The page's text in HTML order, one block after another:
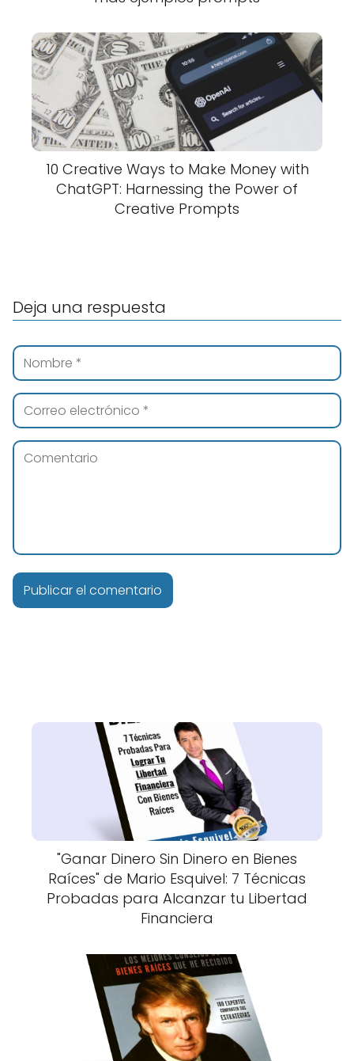
10 Creative Ways to Make Money with
ChatGPT: Harnessing the Power of
Creative Prompts
Deja una respuesta
"Ganar Dinero Sin Dinero en Bienes
Raíces" de Mario Esquivel: 7 Técnicas
Probadas para Alcanzar tu Libertad
Financiera